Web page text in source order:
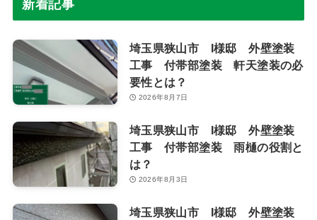
新着記事
埼玉県狭山市 I様邸 外壁塗装
工事 付帯部塗装 軒天塗装の必
要性とは？
2026年8月7日
埼玉県狭山市 I様邸 外壁塗装
工事 付帯部塗装 雨樋の役割と
は？
2026年8月3日
埼玉県狭山市 I様邸 外壁塗装